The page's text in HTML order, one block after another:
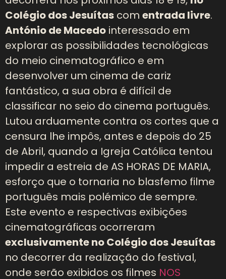
Colégio dos Jesuítas com entrada livre.
António de Macedo interessado em
explorar as possibilidades tecnológicas
do meio cinematográfico e em
desenvolver um cinema de cariz
fantástico, a sua obra é difícil de
classificar no seio do cinema português.
Lutou arduamente contra os cortes que a
censura lhe impôs, antes e depois do 25
de Abril, quando a Igreja Católica tentou
impedir a estreia de AS HORAS DE MARIA,
esforço que o tornaria no blasfemo filme
português mais polémico de sempre.
Este evento e respectivas exibições
cinematográficas ocorreram
exclusivamente no Colégio dos Jesuítas
no decorrer da realização do festival,
onde serão exibidos os filmes NOS